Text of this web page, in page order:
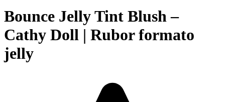
Bounce Jelly Tint Blush –
Cathy Doll | Rubor formato
jelly